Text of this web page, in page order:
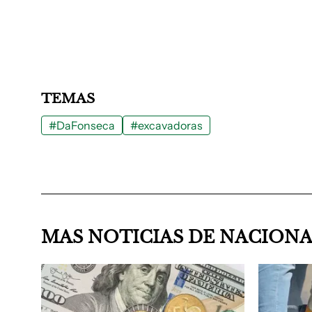
TEMAS
#DaFonseca #excavadoras
MAS NOTICIAS DE